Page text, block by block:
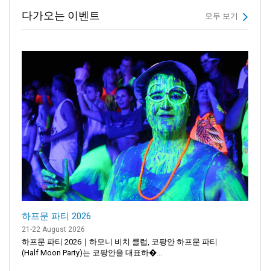
다가오는 이벤트 모두 보기
하프문 파티 2026
21-22 August 2026
하프문 파티 2026｜하모니 비치 클럽, 코팡안 하프문 파티
(Half Moon Party)는 코팡안을 대표하�...